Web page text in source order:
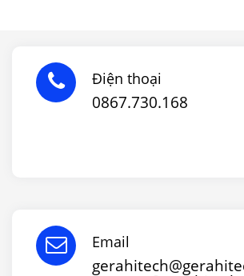
Điện thoại
0867.730.168
Email